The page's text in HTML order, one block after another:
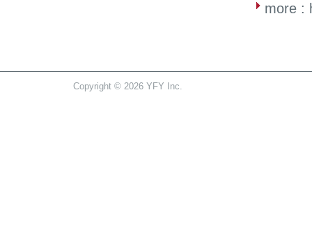
more :
Copyright © 2026 YFY Inc.